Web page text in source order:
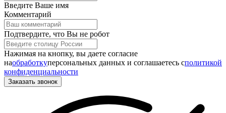
Введите Ваше имя
Комментарий
Подтвердите, что Вы не робот
Нажимая на кнопку, вы даете согласие
наобработкуперсональных данных и соглашаетесь cполитикой
конфиденциальности
Заказать звонок